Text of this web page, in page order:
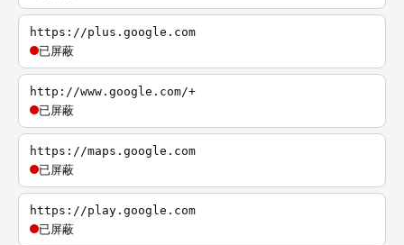
https://plus.google.com
已屏蔽
http://www.google.com/+
已屏蔽
https://maps.google.com
已屏蔽
https://play.google.com
已屏蔽